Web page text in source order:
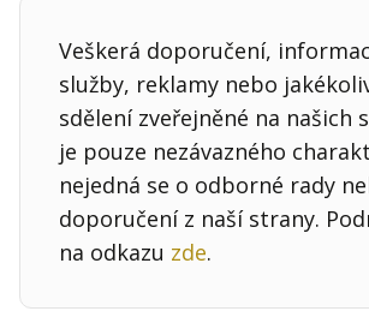
Veškerá doporučení,
služby, reklamy nebo
sdělení zveřejněné na našich
je pouze nezávazného
nejedná se o odborné rady
doporučení z naší strany.
na odkazu zde.